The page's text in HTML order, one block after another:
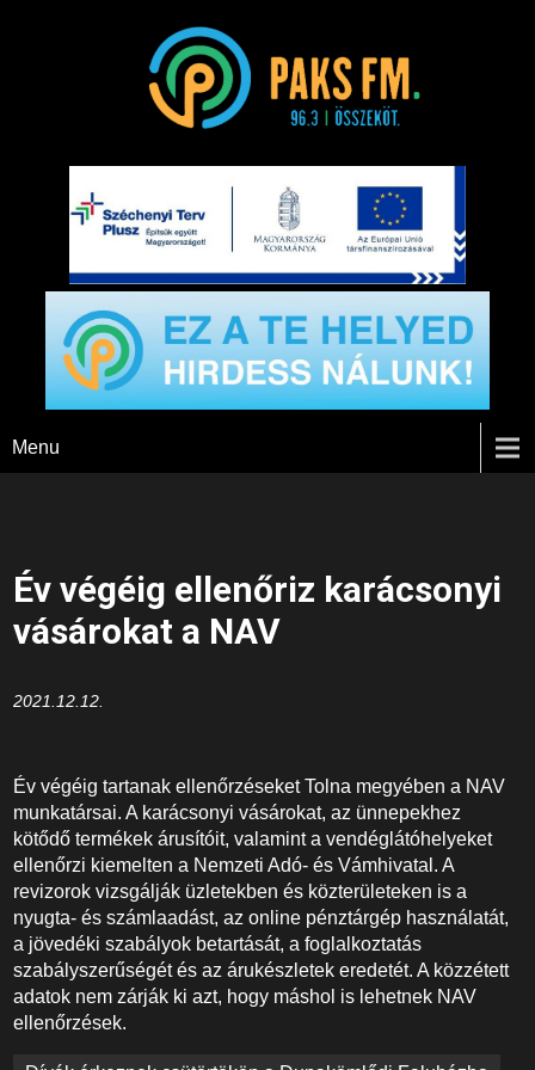
Paks FM
Menu
Év végéig ellenőriz karácsonyi
vásárokat a NAV
2021.12.12.
Év végéig tartanak ellenőrzéseket Tolna megyében a NAV
munkatársai. A karácsonyi vásárokat, az ünnepekhez
kötődő termékek árusítóit, valamint a vendéglátóhelyeket
ellenőrzi kiemelten a Nemzeti Adó- és Vámhivatal. A
revizorok vizsgálják üzletekben és közterületeken is a
nyugta- és számlaadást, az online pénztárgép használatát,
a jövedéki szabályok betartását, a foglalkoztatás
szabályszerűségét és az árukészletek eredetét. A közzétett
adatok nem zárják ki azt, hogy máshol is lehetnek NAV
ellenőrzések.